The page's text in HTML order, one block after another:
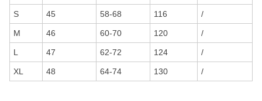
S 45 58-68 116 /
M 46 60-70 120 /
L 47 62-72 124 /
XL 48 64-74 130 /